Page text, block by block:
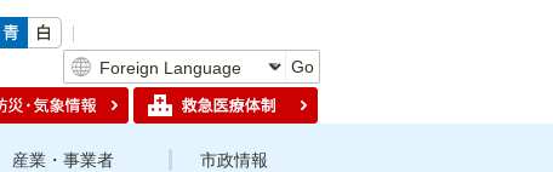
Go
産業・事業者 市政情報